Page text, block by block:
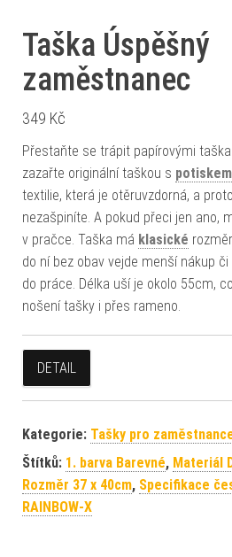
Taška Úspěšný
zaměstnanec
349 Kč
Přestaňte se trápit papírovými
zazařte originální taškou s potiskem
textilie, která je otěruvzdorná, a
nezašpiníte. A pokud přeci jen ano,
v pračce. Taška má klasické
do ní bez obav vejde menší nákup
do práce. Délka uší je okolo 55cm,
nošení tašky i přes rameno.
DETAIL
Kategorie: Tašky pro
Štítků: 1. barva Barevné, Materiál
Rozměr 37 x 40cm, Specifikace
RAINBOW-X